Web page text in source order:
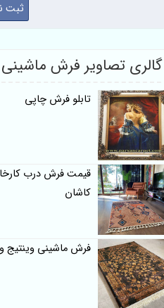
تصاویر فرش ماشینی
تابلو فرش چاپی
قیمت فرش درب کارخانه
کاشان
فرش ماشینی وینتیج و پتینه